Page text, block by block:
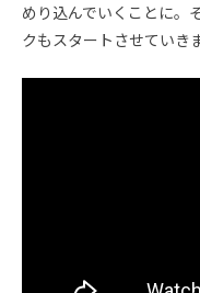
めり込んでいくことに。
クもスタートさせていき